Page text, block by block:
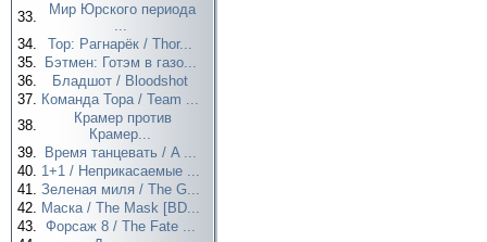
33.
Мир Юрского периода
...
34.
Тор: Рагнарёк / Thor...
35.
Бэтмен: Готэм в газо...
36.
Бладшот / Bloodshot
37. Команда Тора / Team ...
38.
Крамер против
Крамер...
39.
Время танцевать / A ...
40. 1+1 / Неприкасаемые ...
41. Зеленая миля / The G...
42. Маска / The Mask [BD...
43. Форсаж 8 / The Fate ...